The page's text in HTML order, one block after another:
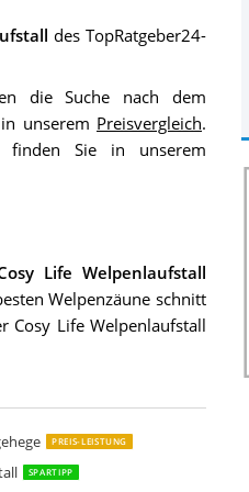
des TopRatgeber24-
die Suche nach dem
unserem Preisvergleich.
finden Sie in unserem
Life Welpenlaufstall
Welpenzäune schnitt
Life Welpenlaufstall
PREIS-LEISTUNG
SPARTIPP
WelpenlaufstallFaltbar Welpenlaufstall
faltbar Welpenlaufstall
Welpen-Laufstall
Welpenlaufstall Laufstall Hund